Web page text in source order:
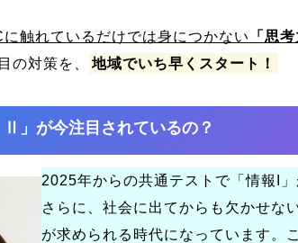
に触れているだけでは身につかない
「思
の対策を、 地域でいち早くスタート！
が今注目されているの？
2025年からの共通テストで「情報I」
さらに、社会に出てからも欠かせな
が求められる時代になっています。